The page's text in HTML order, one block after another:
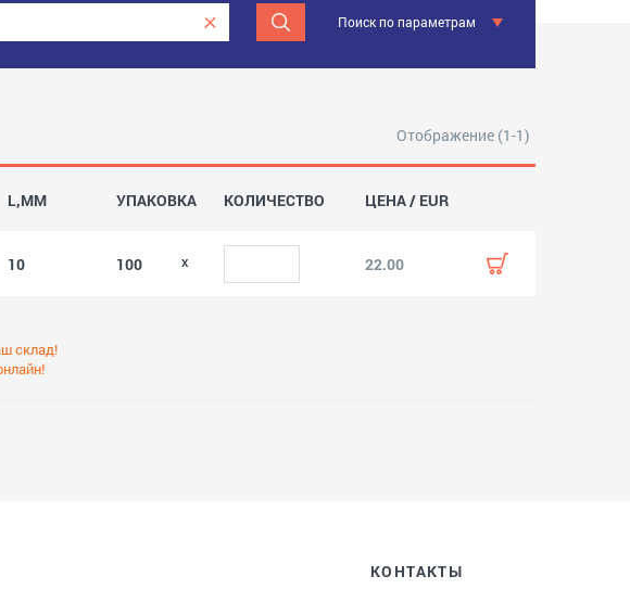
Поиск по параметрам
Отображение (1-1)
L,MM УПАКОВКА КОЛИЧЕСТВО ЦЕНА / EUR
10 100 22.00
склад!
КОНТАКТЫ